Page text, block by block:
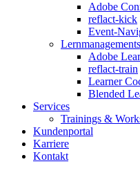
Adobe
reflact-kick
Event-
Adobe
reflact-train
Learner
Blended
Services
Trainings &
Kundenportal
Karriere
Kontakt